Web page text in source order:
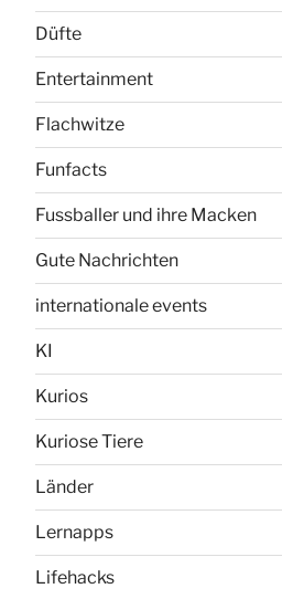
Düfte
Entertainment
Flachwitze
Funfacts
Fussballer und ihre Macken
Gute Nachrichten
internationale events
KI
Kurios
Kuriose Tiere
Länder
Lernapps
Lifehacks